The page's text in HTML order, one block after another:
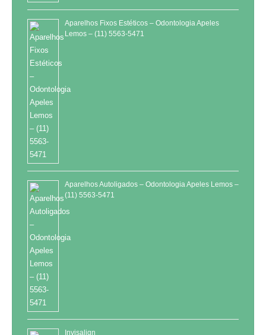
Aparelhos Fixos Estéticos – Odontologia Apeles
Lemos – (11) 5563-5471
Aparelhos Autoligados – Odontologia Apeles Lemos –
(11) 5563-5471
Invisalign